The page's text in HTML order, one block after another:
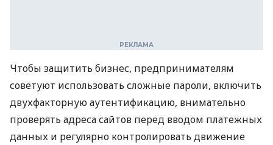
Чтобы защитить бизнес, предпринимателям
советуют использовать сложные пароли, включить
двухфакторную аутентификацию, внимательно
проверять адреса сайтов перед вводом платежных
данных и регулярно контролировать движение